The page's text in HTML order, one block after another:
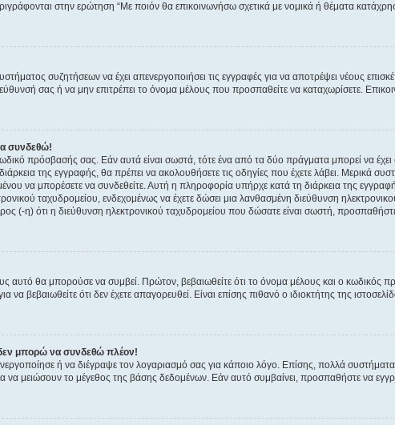
στην ερώτηση “Με ποιόν θα επικοινωνήσω σχετικά με νομικά ή θέματα
συζητήσεων να έχει απενεργοποιήσει τις εγγραφές για να αποτρέψει νέους
σας ή να μην επιτρέπει το όνομα μέλους που προσπαθείτε να καταχωρίσετε.
συνδεθώ!
πρόσβασής σας. Εάν αυτά είναι σωστά, τότε ένα από τα δύο πράγματα μπορεί να έχει
της εγγραφής, θα πρέπει να ακολουθήσετε τις οδηγίες που έχετε λάβει. Μερικά
να μπορέσετε να συνδεθείτε. Αυτή η πληροφορία υπήρχε κατά τη διάρκεια της
ταχυδρομείου, ενδεχομένως να έχετε δώσει μια λανθασμένη διεύθυνση
(-η) ότι η διεύθυνση ηλεκτρονικού ταχυδρομείου που δώσατε είναι σωστή, προσπαθήστε
αυτό θα μπορούσε να συμβεί. Πρώτον, βεβαιωθείτε ότι το όνομα μέλους και ο κωδικός
να βεβαιωθείτε ότι δεν έχετε απαγορευθεί. Είναι επίσης πιθανό ο ιδιοκτήτης της
μπορώ να συνδεθώ πλέον!
ή να διέγραψε τον λογαριασμό σας για κάποιο λόγο. Επίσης, πολλά
να μειώσουν το μέγεθος της βάσης δεδομένων. Εάν αυτό συμβαίνει, προσπαθήστε να